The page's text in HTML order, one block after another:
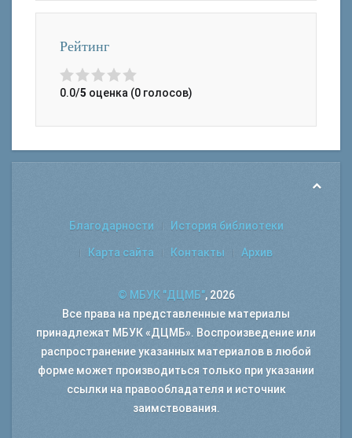
Рейтинг
0.0/5 оценка (0 голосов)
Благодарности История библиотеки
Карта сайта Контакты Архив
© МБУК "ДЦМБ", 2026
Все права на представленные материалы
принадлежат МБУК «ДЦМБ». Воспроизведение или
распространение указанных материалов в любой
форме может производиться только при указании
ссылки на правообладателя и источник
заимствования.